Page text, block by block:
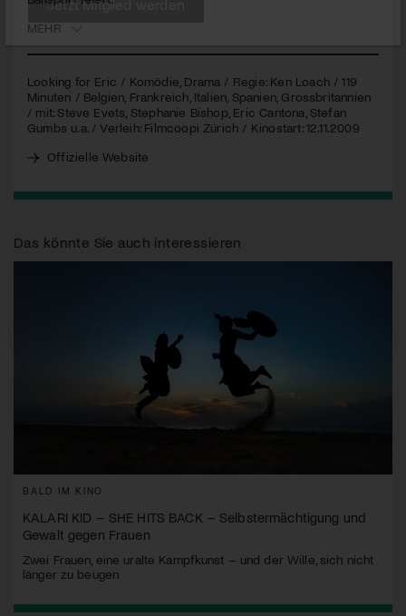
MEHR
Looking for Eric / Komödie, Drama / Regie: Ken Loach / 119
Minuten / Belgien, Frankreich, Italien, Spanien, Grossbritannien
/ mit: Steve Evets, Stephanie Bishop, Eric Cantona, Stefan
Gumbs u.a. / Verleih: Filmcoopi Zürich / Kinostart: 12.11.2009
Offizielle Website
Das könnte Sie auch interessieren
BALD IM KINO
KALARI KID – SHE HITS BACK – Selbstermächtigung und
Gewalt gegen Frauen
Zwei Frauen, eine uralte Kampfkunst – und der Wille, sich nicht
länger zu beugen